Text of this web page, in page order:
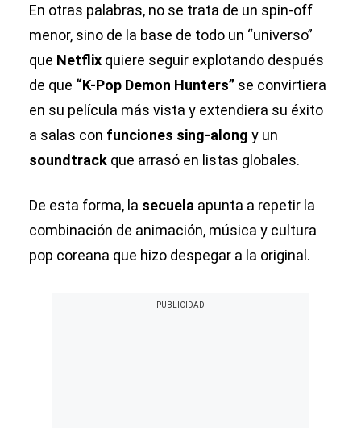
En otras palabras, no se trata de un spin-off
menor, sino de la base de todo un “universo”
que Netflix quiere seguir explotando después
de que “K-Pop Demon Hunters” se convirtiera
en su película más vista y extendiera su éxito
a salas con funciones sing-along y un
soundtrack que arrasó en listas globales.
De esta forma, la secuela apunta a repetir la
combinación de animación, música y cultura
pop coreana que hizo despegar a la original.